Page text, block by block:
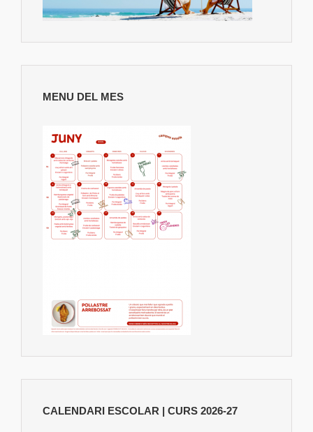
MENU DEL MES
CALENDARI ESCOLAR | CURS 2026-27